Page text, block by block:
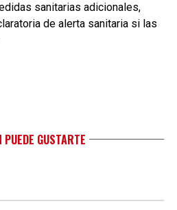
sanitarias adicionales,
de alerta sanitaria si las
GUSTARTE